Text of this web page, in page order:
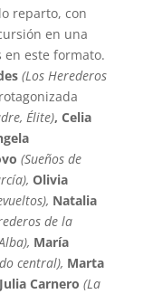
reparto, con
en una
en este formato.
(Los Herederos
Élite), Celia
(Sueños de
Olivia
Natalia
de la
María
central), Marta
Julia Carnero (La